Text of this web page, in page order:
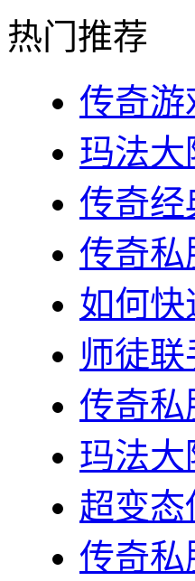
热门推荐
传奇游
玛法大
传奇经
传奇私
如何快
师徒
传奇私
玛法大
超变
传奇私